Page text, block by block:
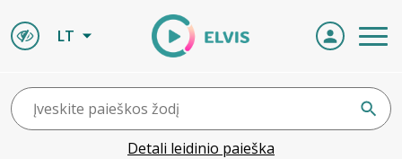
LT
Detali leidinio paieška